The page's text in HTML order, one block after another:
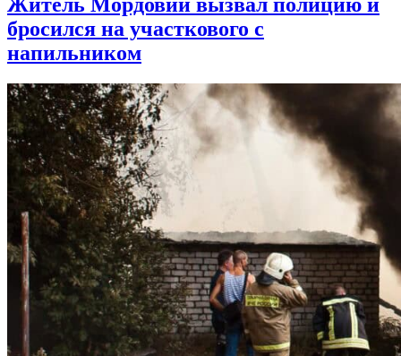
бросился на участкового с
напильником